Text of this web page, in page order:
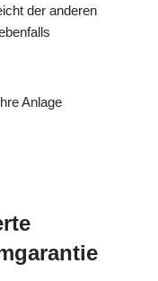
der anderen
Anlage